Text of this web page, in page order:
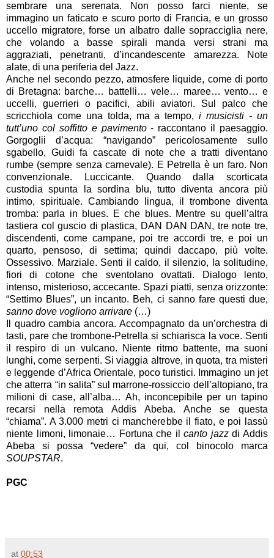
sembrare una serenata. Non posso farci niente, se
immagino un faticato e scuro porto di Francia, e un grosso
uccello migratore, forse un albatro dalle sopracciglia nere,
che volando a basse spirali manda versi strani ma
aggraziati, penetranti, d’incandescente amarezza. Note
alate, di una periferia del Jazz.
Anche nel secondo pezzo, atmosfere liquide, come di porto
di Bretagna: barche… battelli… vele… maree… vento… e
uccelli, guerrieri o pacifici, abili aviatori. Sul palco che
scricchiola come una tolda, ma a tempo,i musicisti - un
tutt’uno col soffitto e pavimento- raccontano il paesaggio.
Gorgoglii d’acqua: “navigando” pericolosamente sullo
sgabello, Guidi fa cascate di note che a tratti diventano
rumbe (sempre senza carnevale). E Petrella è un faro. Non
convenzionale. Luccicante. Quando dalla scorticata
custodia spunta la sordina blu, tutto diventa ancora più
intimo, spirituale. Cambiando lingua, il trombone diventa
tromba: parla in blues. E che blues. Mentre su quell’altra
tastiera col guscio di plastica, DAN DAN DAN, tre note tre,
discendenti, come campane, poi tre accordi tre, e poi un
quarto, pensoso, di settima; quindi daccapo, più volte.
Ossessivo. Marziale. Senti il caldo, il silenzio, la solitudine,
fiori di cotone che sventolano ovattati. Dialogo lento,
intenso, misterioso, accecante. Spazi piatti, senza orizzonte:
“Settimo Blues”, un incanto. Beh, ci sanno fare questi due,
sanno dove vogliono arrivare (…)
Il quadro cambia ancora. Accompagnato da un’orchestra di
tasti, pare che trombone-Petrella si schiarisca la voce. Senti
il respiro di un vulcano. Niente ritmo battente, ma suoni
lunghi, come serpenti. Si viaggia altrove, in quota, tra misteri
e leggende d’Africa Orientale, poco turistici. Immagino un jet
che atterra “in salita” sul marrone-rossiccio dell’altopiano, tra
milioni di case, all’alba… Ah, inconcepibile per un tapino
recarsi nella remota Addis Abeba. Anche se questa
“chiama”. A 3.000 metri ci mancherebbe il fiato, e poi lassù
niente limoni, limonaie… Fortuna che ilcanto jazzdi Addis
Abeba si possa “vedere” da qui, col binocolo marca
SOUPSTAR.
PGC
at 00:53